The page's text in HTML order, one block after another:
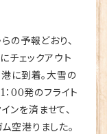
の予報どおり、
チェックアウト
に到着。大雪の
00発のフライト
ンを済ませて、
空港りました。